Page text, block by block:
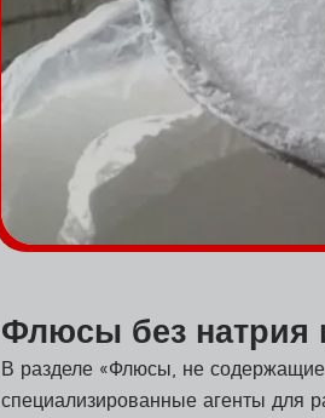
Флюсы без натрия
В разделе «Флюсы, не содержащие
специализированные агенты для